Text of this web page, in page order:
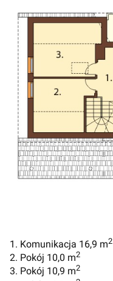
1. Komunikacja 16,9 m2
2. Pokój 10,0 m2
3. Pokój 10,9 m2